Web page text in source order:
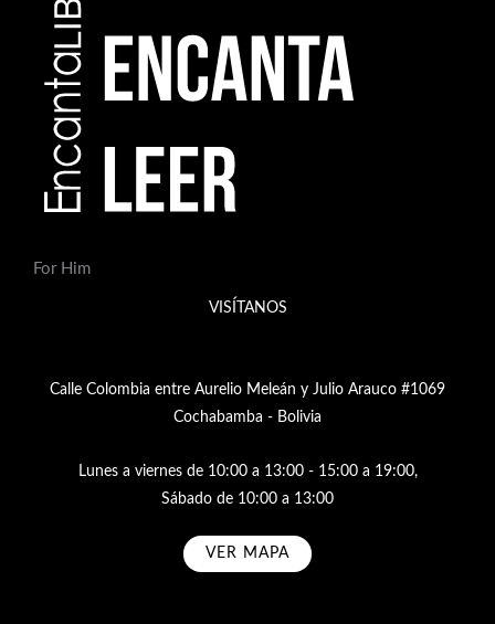
For Him
VISÍTANOS
Calle Colombia entre Aurelio Meleán y Julio Arauco #1069
Cochabamba - Bolivia
Lunes a viernes de 10:00 a 13:00 - 15:00 a 19:00,
Sábado de 10:00 a 13:00
VER MAPA